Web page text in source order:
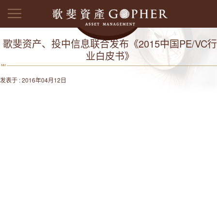
歌斐资产、投中信息联合发布《2015中国PE/VC行
业白皮书》
发表于 : 2016年04月12日